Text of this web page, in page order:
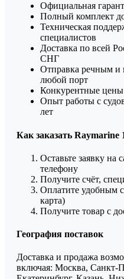
Официальная
Полный комплект
Техническая
специалистов
Доставка по всей
СНГ
Отправка речным и
любой порт
Конкурентные цены
Опыт работы с
лет
Как заказать Raymarine
Оставьте заявку на
телефону
Получите счёт,
Оплатите удобным
карта)
Получите товар с
География поставок
Доставка и продажа
включая: Москва, Санкт-